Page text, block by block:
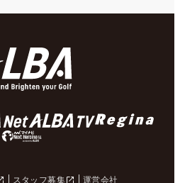
スタッフ募集 運営会社